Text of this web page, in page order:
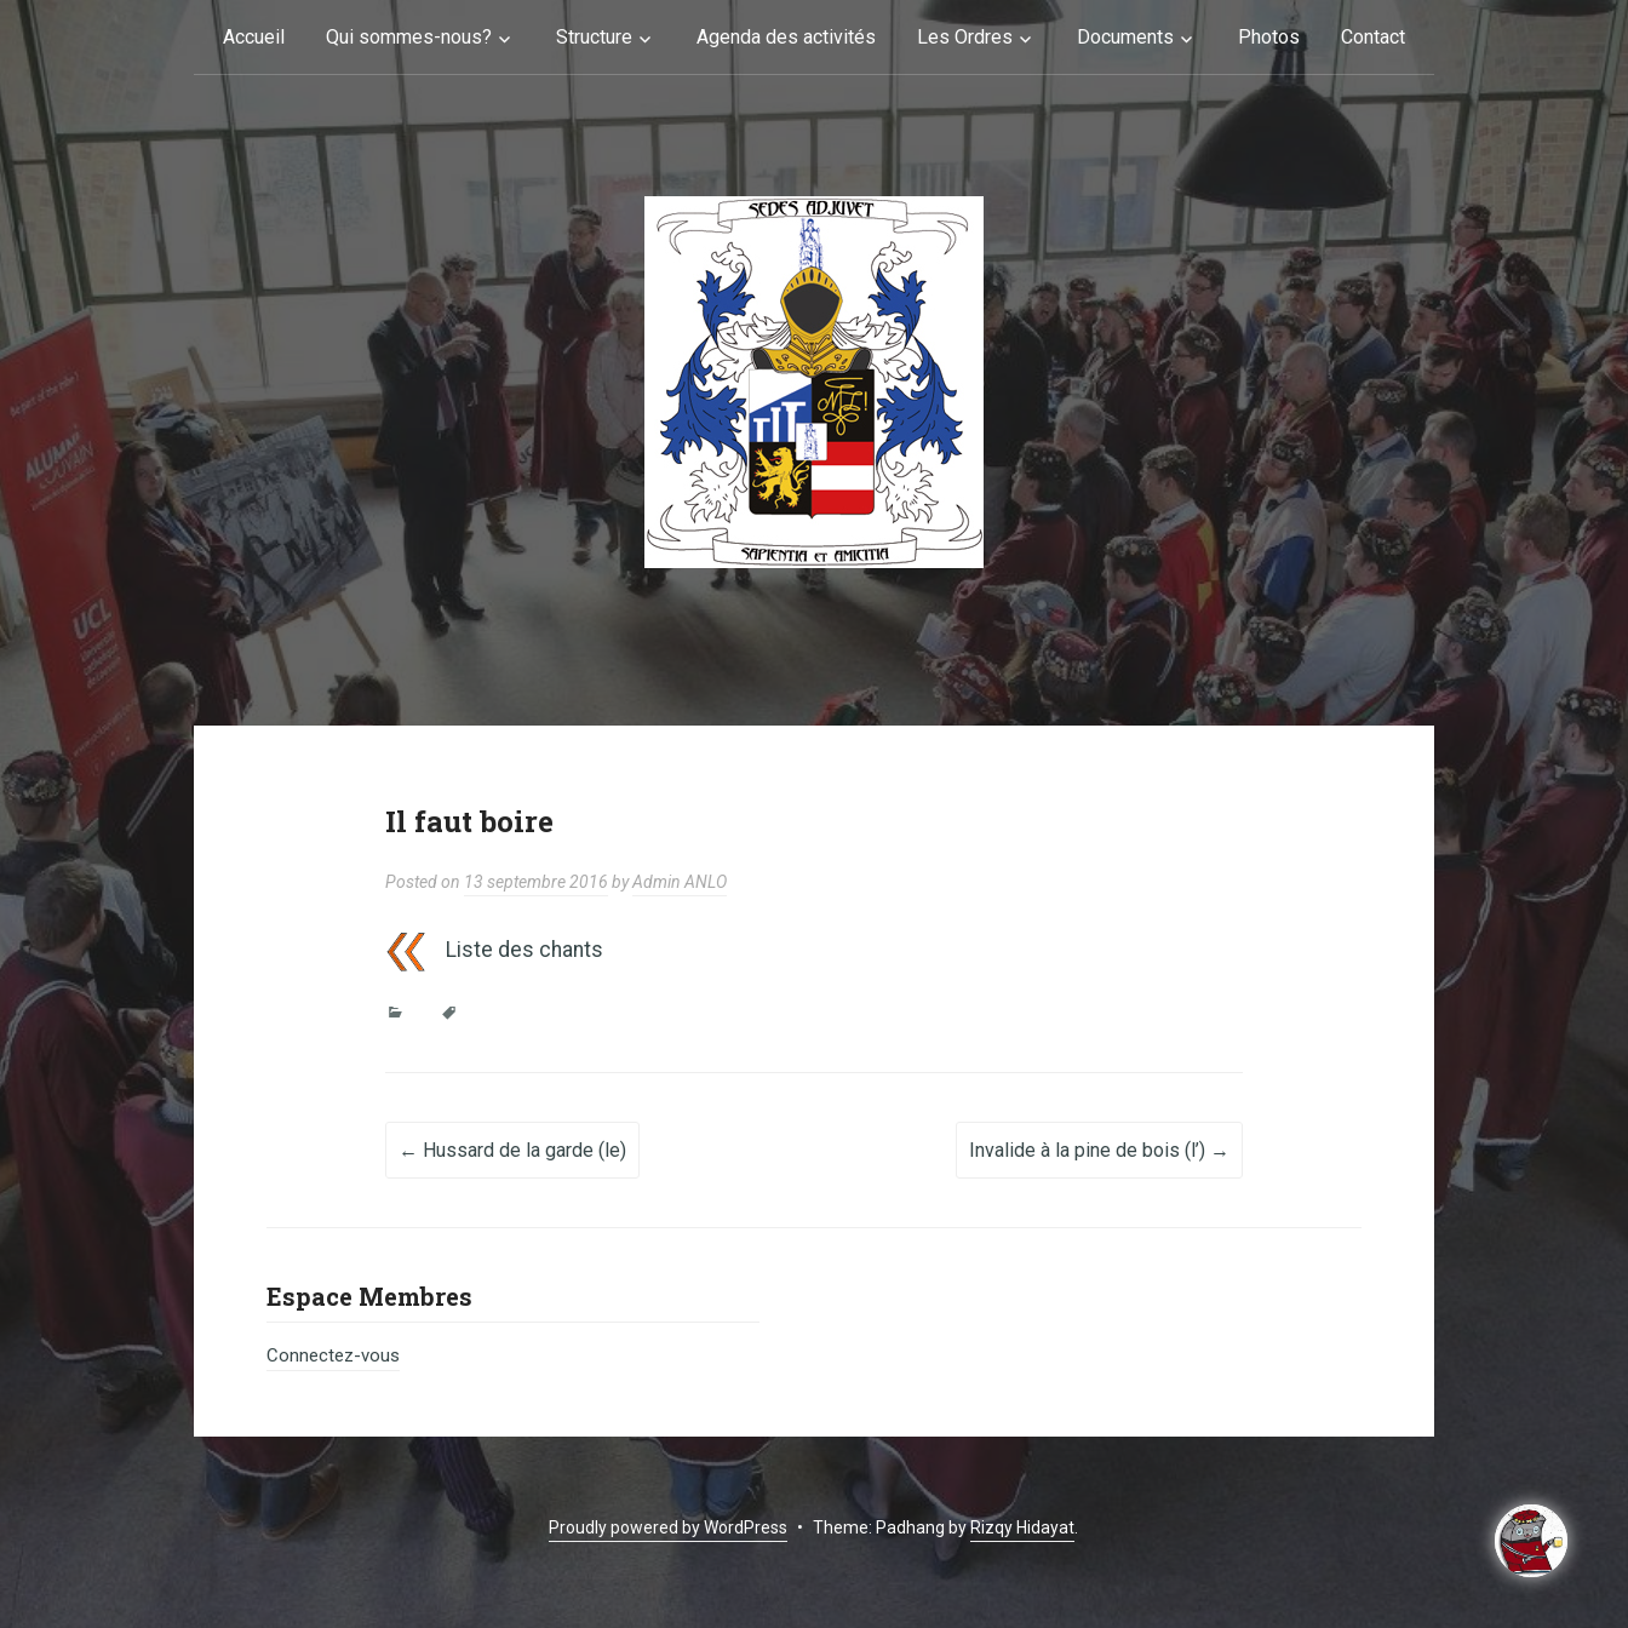
Skip to content
Accueil Qui sommes-nous? Structure Agenda des activités Les Ordres Documents Photos Contact
Il faut boire
Posted on 13 septembre 2016 byAdmin ANLO
Liste des chants
Post navigation
← Hussard de la garde (le) Invalide à la pine de bois (l’) →
Espace Membres
Connectez-vous
Proudly powered by WordPress • Theme: Padhang byRizqy Hidayat